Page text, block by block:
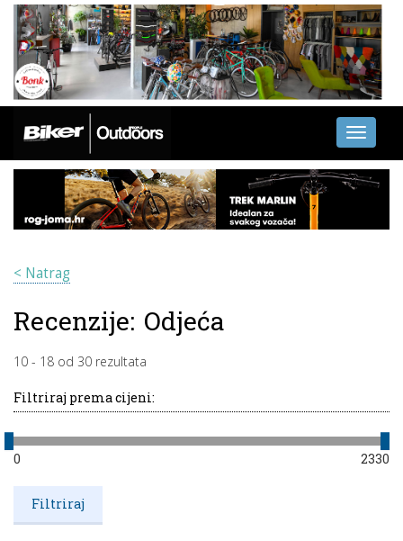
Toggle
< Natrag
Recenzije: Odjeća
10 - 18 od 30 rezultata
Filtriraj prema cijeni:
0 2330